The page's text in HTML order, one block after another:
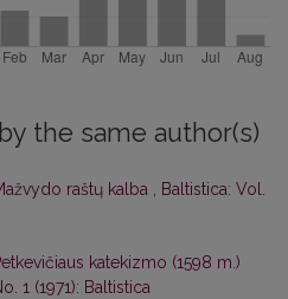
the same author(s)
raštų kalba , Baltistica: Vol.
katekizmo (1598 m.)
1 (1971): Baltistica